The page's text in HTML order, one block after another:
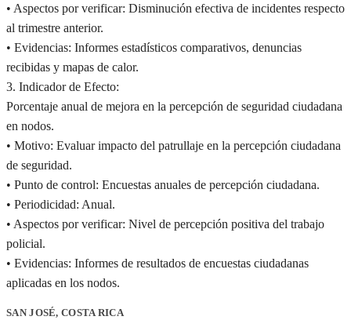
• Aspectos por verificar: Disminución efectiva de incidentes respecto
al trimestre anterior.
• Evidencias: Informes estadísticos comparativos, denuncias
recibidas y mapas de calor.
3. Indicador de Efecto:
Porcentaje anual de mejora en la percepción de seguridad ciudadana
en nodos.
• Motivo: Evaluar impacto del patrullaje en la percepción ciudadana
de seguridad.
• Punto de control: Encuestas anuales de percepción ciudadana.
• Periodicidad: Anual.
• Aspectos por verificar: Nivel de percepción positiva del trabajo
policial.
• Evidencias: Informes de resultados de encuestas ciudadanas
aplicadas en los nodos.
SAN JOSÉ, COSTA RICA